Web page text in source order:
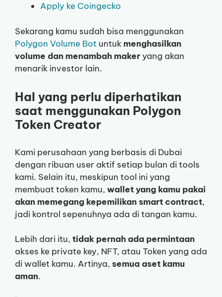
Apply ke Coingecko
Sekarang kamu sudah bisa menggunakan
Polygon Volume Bot untuk menghasilkan
volume dan menambah maker yang akan
menarik investor lain.
Hal yang perlu diperhatikan
saat menggunakan Polygon
Token Creator
Kami perusahaan yang berbasis di Dubai
dengan ribuan user aktif setiap bulan di tools
kami. Selain itu, meskipun tool ini yang
membuat token kamu, wallet yang kamu pakai
akan memegang kepemilikan smart contract,
jadi kontrol sepenuhnya ada di tangan kamu.
Lebih dari itu, tidak pernah ada permintaan
akses ke private key, NFT, atau Token yang ada
di wallet kamu. Artinya, semua aset kamu
aman.